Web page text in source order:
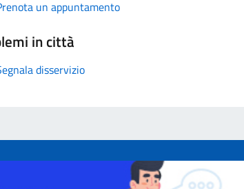
un appuntamento
in città
disservizio